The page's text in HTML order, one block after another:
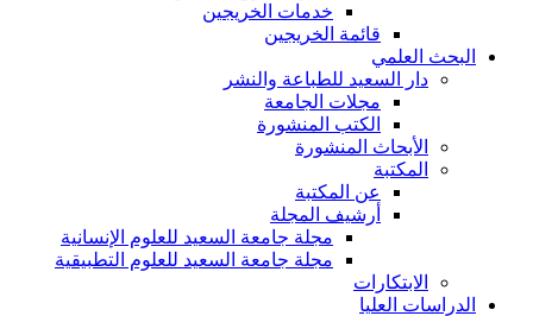
خدمات الخريجين
قائمة الخريجين
البحث العلمي
دار السعيد للطباعة والنشر
مجلات الجامعة
الكتب المنشورة
الأبحاث المنشورة
المكتبة
عن المكتبة
أرشيف المجلة
مجلة جامعة السعيد للعلوم الإنسانية
مجلة جامعة السعيد للعلوم التطبيقية
الابتكارات
الدراسات العليا